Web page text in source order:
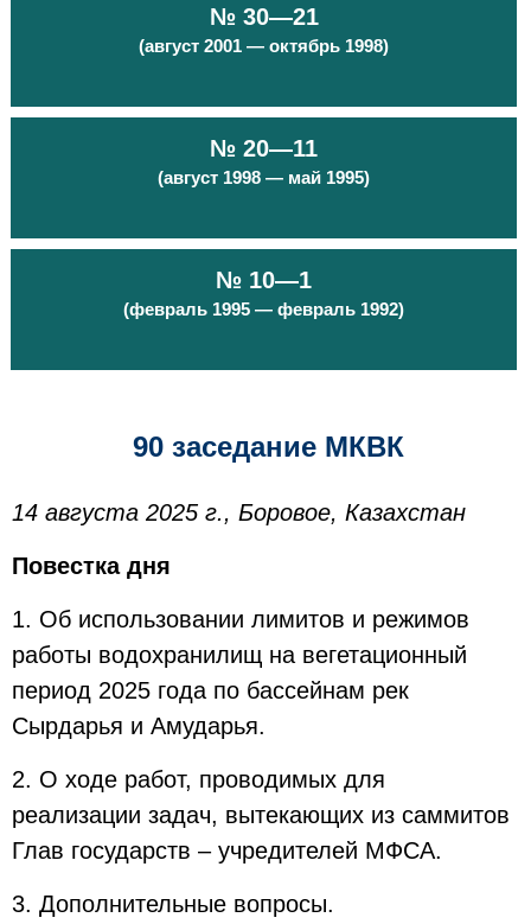
№ 30—21
(август 2001 — октябрь 1998)
№ 20—11
(август 1998 — май 1995)
№ 10—1
(февраль 1995 — февраль 1992)
90 заседание МКВК
14 августа 2025 г., Боровое, Казахстан
Повестка дня
1. Об использовании лимитов и режимов
работы водохранилищ на вегетационный
период 2025 года по бассейнам рек
Сырдарья и Амударья.
2. О ходе работ, проводимых для
реализации задач, вытекающих из саммитов
Глав государств – учредителей МФСА.
3. Дополнительные вопросы.